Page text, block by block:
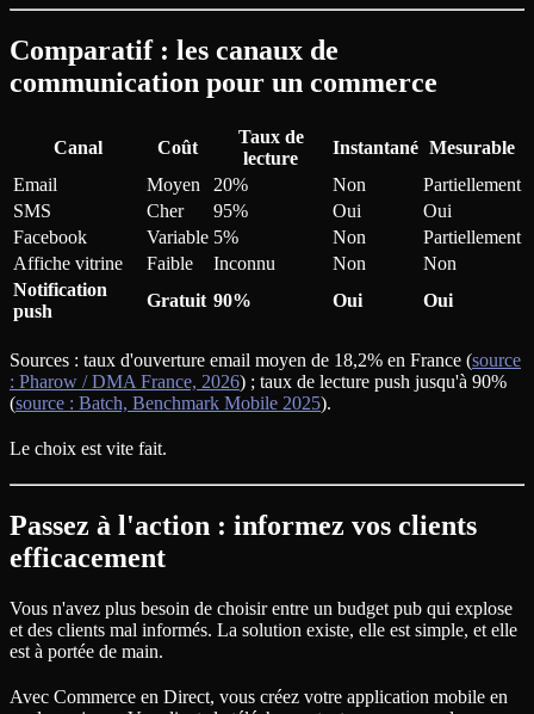
Comparatif : les canaux de
communication pour un commerce
Canal Coût
Taux de
lecture
Instantané Mesurable
Email
Moyen 20% Non
Partiellement
SMS
Cher 95% Oui
Oui
Facebook
Variable 5% Non
Partiellement
Affiche vitrine
Faible Inconnu Non
Non
Notification
push
Gratuit 90% Oui Oui
Sources : taux d'ouverture email moyen de 18,2% en France (source
: Pharow / DMA France, 2026) ; taux de lecture push jusqu'à 90%
(source : Batch, Benchmark Mobile 2025).
Le choix est vite fait.
Passez à l'action : informez vos clients
efficacement
Vous n'avez plus besoin de choisir entre un budget pub qui explose
et des clients mal informés. La solution existe, elle est simple, et elle
est à portée de main.
Avec Commerce en Direct, vous créez votre application mobile en